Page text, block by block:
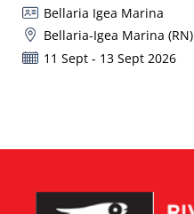
Bellaria Igea Marina
Bellaria-Igea Marina (RN)
11 Sept - 13 Sept 2026